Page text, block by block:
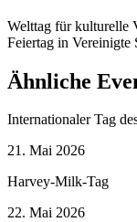
Welttag für kulturelle
Feiertag in Vereinigte
Ähnliche
Internationaler Tag
21. Mai 2026
Harvey-Milk-Tag
22. Mai 2026